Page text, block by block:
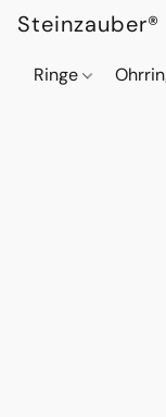
Steinzauber®
Ringe